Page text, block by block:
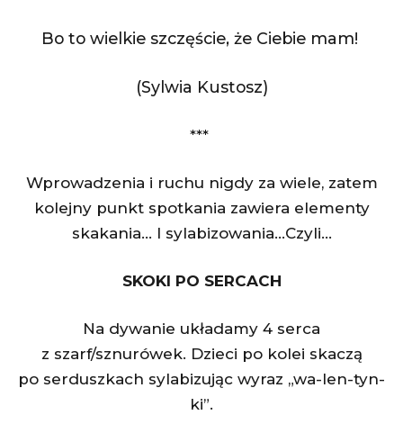
Bo to wielkie szczęście, że Ciebie mam!
(Sylwia Kustosz)
***
Wprowadzenia i ruchu nigdy za wiele, zatem
kolejny punkt spotkania zawiera elementy
skakania… I sylabizowania…Czyli…
SKOKI PO SERCACH
Na dywanie układamy 4 serca
z szarf/sznurówek. Dzieci po kolei skaczą
po serduszkach sylabizując wyraz „wa-len-tyn-
ki”.